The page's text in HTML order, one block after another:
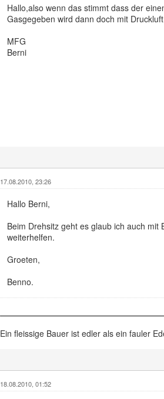
Hallo,also wenn das stimmt dass der
Gasgegeben wird dann doch mit
MFG
Berni
17.08.2010, 23:26
Hallo Berni,
Beim Drehsitz geht es glaub ich auch
weiterhelfen.
Groeten,
Benno.
Ein fleissige Bauer ist edler als ein fauler
18.08.2010, 01:52